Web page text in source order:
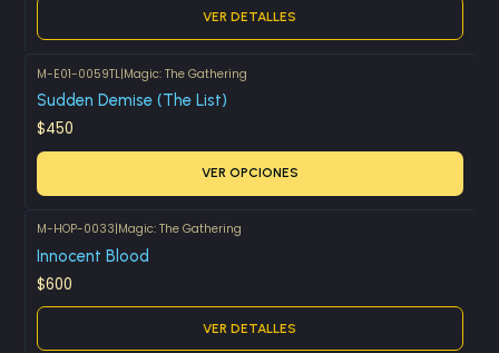
VER DETALLES
M-E01-0059TL|Magic: The Gathering
Sudden Demise (The List)
$450
VER OPCIONES
Agotado
M-HOP-0033|Magic: The Gathering
Innocent Blood
$600
VER DETALLES